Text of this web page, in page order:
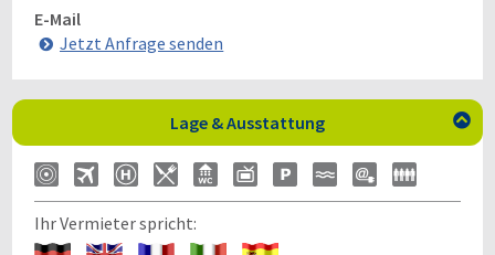
E-Mail
Jetzt Anfrage senden
Lage & Ausstattung 
Ihr Vermieter spricht: